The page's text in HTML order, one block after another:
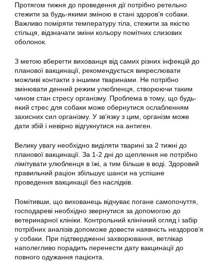
Протягом тижня до проведення дії потрібно ретельно
стежити за будь-якими зміною в стані здоров’я собаки.
Важливо поміряти температуру тіла, стежити за якістю
стільця, відзначати зміни кольору помітних слизових
оболонок.
З метою вберегти вихованця від самих різних інфекцій до
планової вакцинації, рекомендується викреслювати
можливі контакти з іншими тваринами. Не потрібно
змінювати денний режим улюбленця, створюючи таким
чином стан стресу організму. Проблема в тому, що будь-
який стрес для собаки може обернутися ослабленням
захисних сил організму. У зв’язку з цим, організм може
дати збій і невірно відгукнутися на антиген.
Велику увагу необхідно виділяти тварині за 2 тижні до
планової вакцинації. За 1-2 дні до щеплення не потрібно
лімітувати улюбленця в їжі, а тим більше в воді. Здоровий
правильний раціон збільшує шанси на успішне
проведення вакцинації без наслідків.
Помітивши, що вихованець відчуває погане самопочуття,
господареві необхідно звернутися за допомогою до
ветеринарної клініки. Контрольний клінічний огляд і забір
потрібних аналізів допоможе довести наявність нездоров’я
у собаки. При підтвердженні захворювання, ветлікар
наполегливо порадить перенести дату вакцинації до
повного одужання пацієнта.